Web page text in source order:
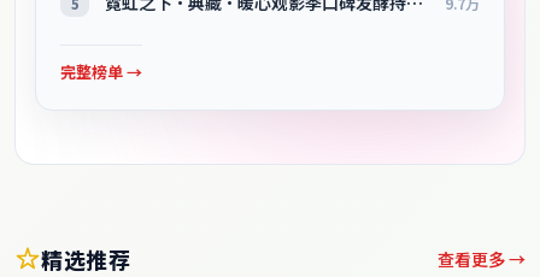
完整榜单 →
精选推荐 查看更多 →